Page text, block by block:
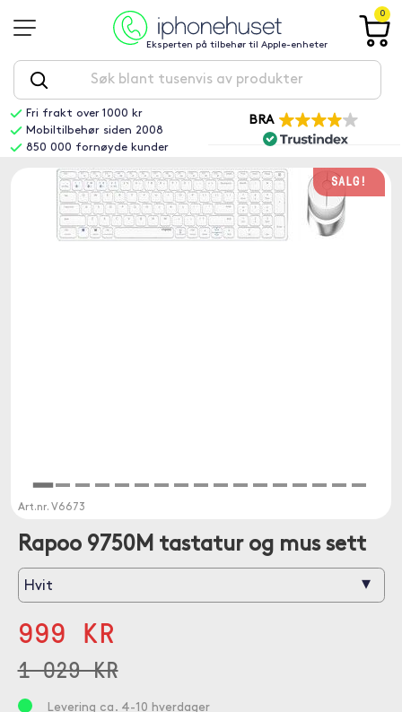
Eksperten på tilbehør til Apple-enheter
0
Fri frakt over 1000 kr
Mobiltilbehør siden 2008
850 000 fornøyde kunder
BRA
SALG!
Art.nr. V6673
Rapoo 9750M tastatur og mus sett
Hvit ▾
999 KR
1 029 KR
Levering ca. 4-10 hverdager